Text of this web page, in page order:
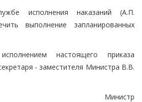
исполнения наказаний (А.П.
выполнение запланированных
настоящего приказа
- заместителя Министра В.В.
Министр